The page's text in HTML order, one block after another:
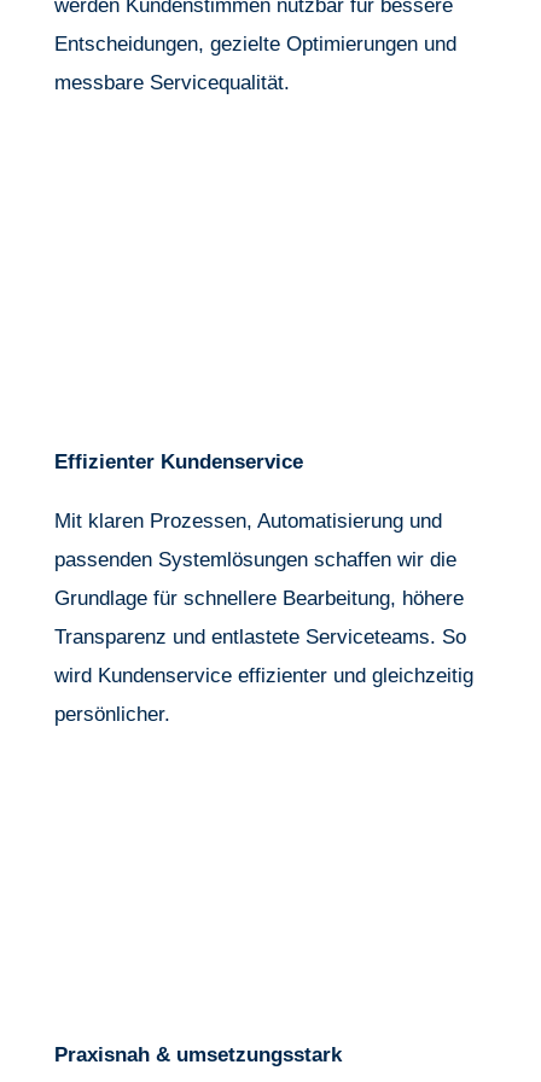
werden Kundenstimmen nutzbar für bessere
Entscheidungen, gezielte Optimierungen und
messbare Servicequalität.
Effizienter Kundenservice
Mit klaren Prozessen, Automatisierung und
passenden Systemlösungen schaffen wir die
Grundlage für schnellere Bearbeitung, höhere
Transparenz und entlastete Serviceteams. So
wird Kundenservice effizienter und gleichzeitig
persönlicher.
Praxisnah & umsetzungsstark